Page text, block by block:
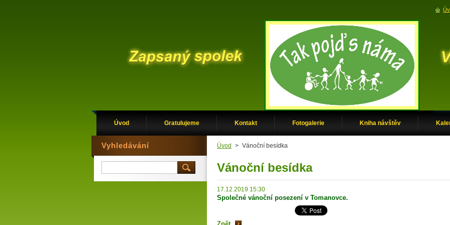
Úvod Gratulujeme Kontakt Fotogalerie Kniha návštěv
Úvod > Vánoční besídka
Vánoční besídka
17.12.2019 15:30
Společné vánoční posezení v Tomanovce.
Vyhledávání